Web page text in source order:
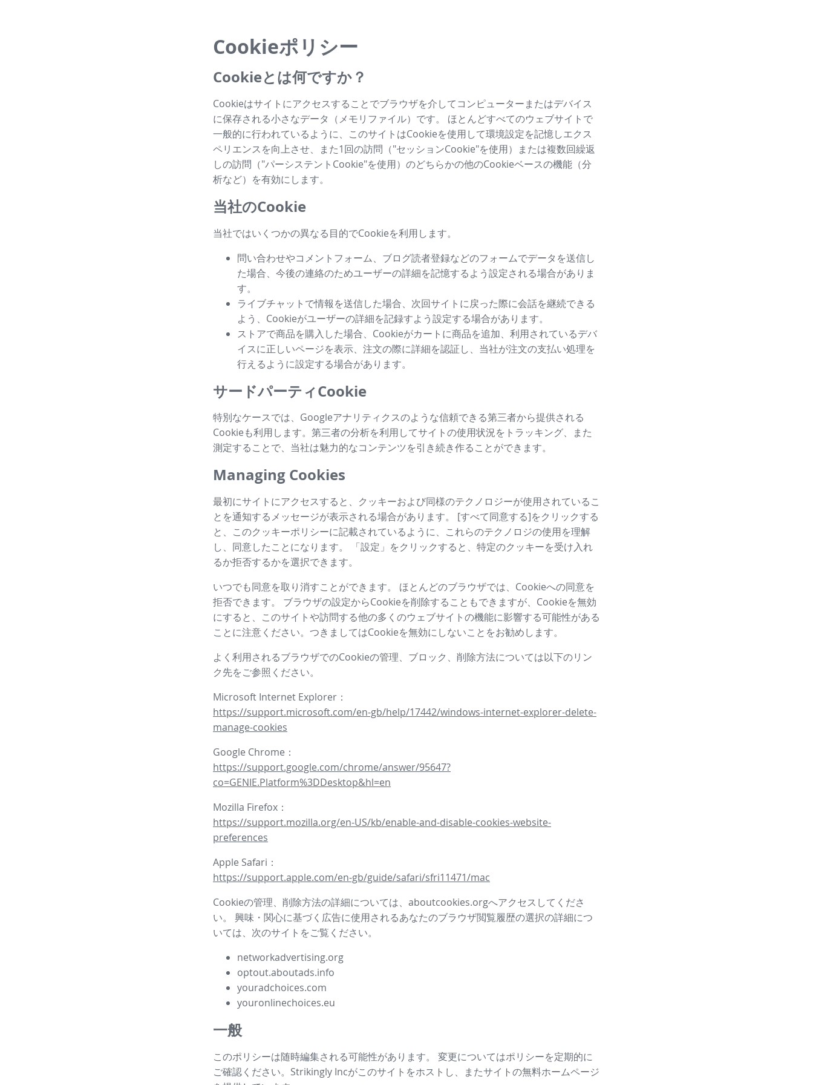
Cookieポリシー
Cookieとは何ですか？
Cookieはサイトにアクセスすることでブラウザを介してコンピューターまたはデバイス
に保存される小さなデータ（メモリファイル）です。 ほとんどすべてのウェブサイトで
一般的に行われているように、このサイトはCookieを使用して環境設定を記憶しエクス
ペリエンスを向上させ、また1回の訪問（"セッションCookie"を使用）または複数回繰返
しの訪問（"パーシステントCookie"を使用）のどちらかの他のCookieベースの機能（分
析など）を有効にします。
当社のCookie
当社ではいくつかの異なる目的でCookieを利用します。
問い合わせやコメントフォーム、ブログ読者登録などのフォームでデータを送信し
た場合、今後の連絡のためユーザーの詳細を記憶するよう設定される場合がありま
す。
ライブチャットで情報を送信した場合、次回サイトに戻った際に会話を継続できる
よう、Cookieがユーザーの詳細を記録すよう設定する場合があります。
ストアで商品を購入した場合、Cookieがカートに商品を追加、利用されているデバ
イスに正しいページを表示、注文の際に詳細を認証し、当社が注文の支払い処理を
行えるように設定する場合があります。
サードパーティCookie
特別なケースでは、Googleアナリティクスのような信頼できる第三者から提供される
Cookieも利用します。第三者の分析を利用してサイトの使用状況をトラッキング、また
測定することで、当社は魅力的なコンテンツを引き続き作ることができます。
Managing Cookies
最初にサイトにアクセスすると、クッキーおよび同様のテクノロジーが使用されているこ
とを通知するメッセージが表示される場合があります。 [すべて同意する]をクリックする
と、このクッキーポリシーに記載されているように、これらのテクノロジの使用を理解
し、同意したことになります。 「設定」をクリックすると、特定のクッキーを受け入れ
るか拒否するかを選択できます。
いつでも同意を取り消すことができます。 ほとんどのブラウザでは、Cookieへの同意を
拒否できます。 ブラウザの設定からCookieを削除することもできますが、Cookieを無効
にすると、このサイトや訪問する他の多くのウェブサイトの機能に影響する可能性がある
ことに注意ください。つきましてはCookieを無効にしないことをお勧めします。
よく利用されるブラウザでのCookieの管理、ブロック、削除方法については以下のリン
ク先をご参照ください。
Microsoft Internet Explorer：
https://support.microsoft.com/en-gb/help/17442/windows-internet-explorer-delete-
manage-cookies
Google Chrome：
https://support.google.com/chrome/answer/95647?
co=GENIE.Platform%3DDesktop&hl=en
Mozilla Firefox：
https://support.mozilla.org/en-US/kb/enable-and-disable-cookies-website-
preferences
Apple Safari：
https://support.apple.com/en-gb/guide/safari/sfri11471/mac
Cookieの管理、削除方法の詳細については、aboutcookies.orgへアクセスしてくださ
い。 興味・関心に基づく広告に使用されるあなたのブラウザ閲覧履歴の選択の詳細につ
いては、次のサイトをご覧ください。
networkadvertising.org
optout.aboutads.info
youradchoices.com
youronlinechoices.eu
一般
このポリシーは随時編集される可能性があります。 変更についてはポリシーを定期的に
ご確認ください。Strikingly Incがこのサイトをホストし、またサイトの無料ホームページ